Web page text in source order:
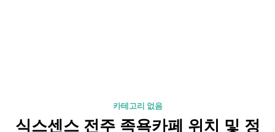
카테고리 없음
식스센스 전주 족욕카페 위치 및 정